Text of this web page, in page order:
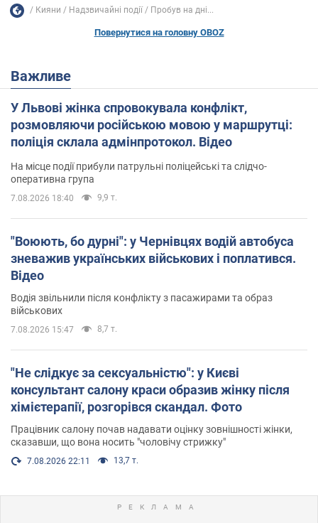
Кияни Надзвичайні події Пробув на дні...
Повернутися на головну OBOZ
Важливе
У Львові жінка спровокувала конфлікт,
розмовляючи російською мовою у маршрутці:
поліція склала адмінпротокол. Відео
На місце події прибули патрульні поліцейські та слідчо-
оперативна група
7.08.2026 18:40 9,9 т.
"Воюють, бо дурні": у Чернівцях водій автобуса
зневажив українських військових і поплатився.
Відео
Водія звільнили після конфлікту з пасажирами та образ
військових
7.08.2026 15:47 8,7 т.
"Не слідкує за сексуальністю": у Києві
консультант салону краси образив жінку після
хімієтерапії, розгорівся скандал. Фото
Працівник салону почав надавати оцінку зовнішності жінки,
сказавши, що вона носить "чоловічу стрижку"
7.08.2026 22:11 13,7 т.